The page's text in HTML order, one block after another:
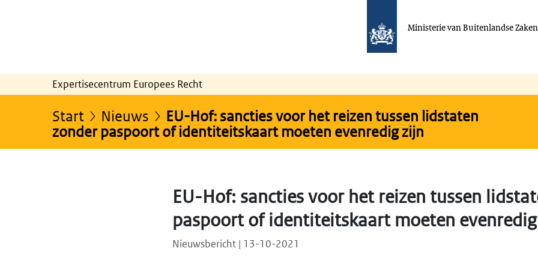
Ministerie van Buitenlandse Zaken
Expertisecentrum Europees Recht
Start Nieuws
EU-Hof: sancties voor het reizen tussen lidstaten
zonder paspoort of identiteitskaart moeten evenredig zijn
EU-Hof: sancties voor het reizen tussen
paspoort of identiteitskaart moeten
Nieuwsbericht | 13-10-2021